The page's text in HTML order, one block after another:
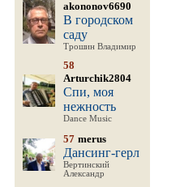
akononov6690
В городском
саду
Трошин Владимир
58
Arturchik2804
Спи, моя
нежность
Dance Music
57 merus
Дансинг-герл
Вертинский
Александр